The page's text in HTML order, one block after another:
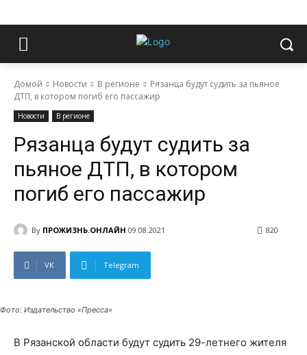
Домой Новости В регионе
Рязанца будут судить за пьяное
ДТП, в котором погиб его пассажир
Новости В регионе
Рязанца будут судить за
пьяное ДТП, в котором
погиб его пассажир
By ПРОЖИЗНЬ.ОНЛАЙН 09.08.2021 820
VK Telegram
Фото: Издательство «Пресса»
В Рязанской области будут судить 29-летнего жителя